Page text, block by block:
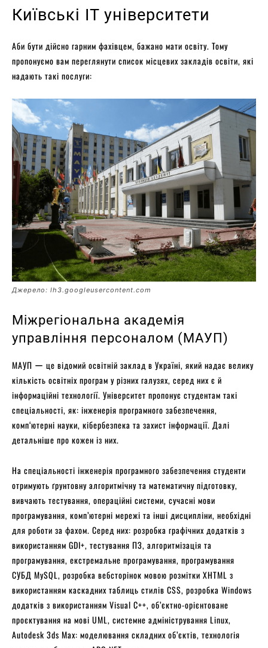
Київські IT університети
Аби бути дійсно гарним фахівцем, бажано мати освіту. Тому
пропонуємо вам переглянути список місцевих закладів освіти, які
надають такі послуги:
Джерело: lh3.googleusercontent.com
Міжрегіональна академія
управління персоналом (МАУП)
МАУП ー це відомий освітній заклад в Україні, який надає велику
кількість освітніх програм у різних галузях, серед них є й
інформаційні технології. Університет пропонує студентам такі
спеціальності, як: інженерія програмного забезпечення,
комп‘ютерні науки, кібербезпека та захист інформації. Далі
детальніше про кожен із них.
На спеціальності інженерія програмного забезпечення студенти
отримують ґрунтовну алгоритмічну та математичну підготовку,
вивчають тестування, операційні системи, сучасні мови
програмування, комп’ютерні мережі та інші дисципліни, необхідні
для роботи за фахом. Серед них: розробка графічних додатків з
використанням GDI+, тестування ПЗ, алгоритмізація та
програмування, екстремальне програмування, програмування
СУБД MySQL, розробка вебсторінок мовою розмітки XHTML з
використанням каскадних таблиць стилів CSS, розробка Windows
додатків з використанням Visual C++, об’єктно-орієнтоване
проєктування на мові UML, системне адміністрування Linux,
Autodesk 3ds Max: моделювання складних об’єктів, технологія